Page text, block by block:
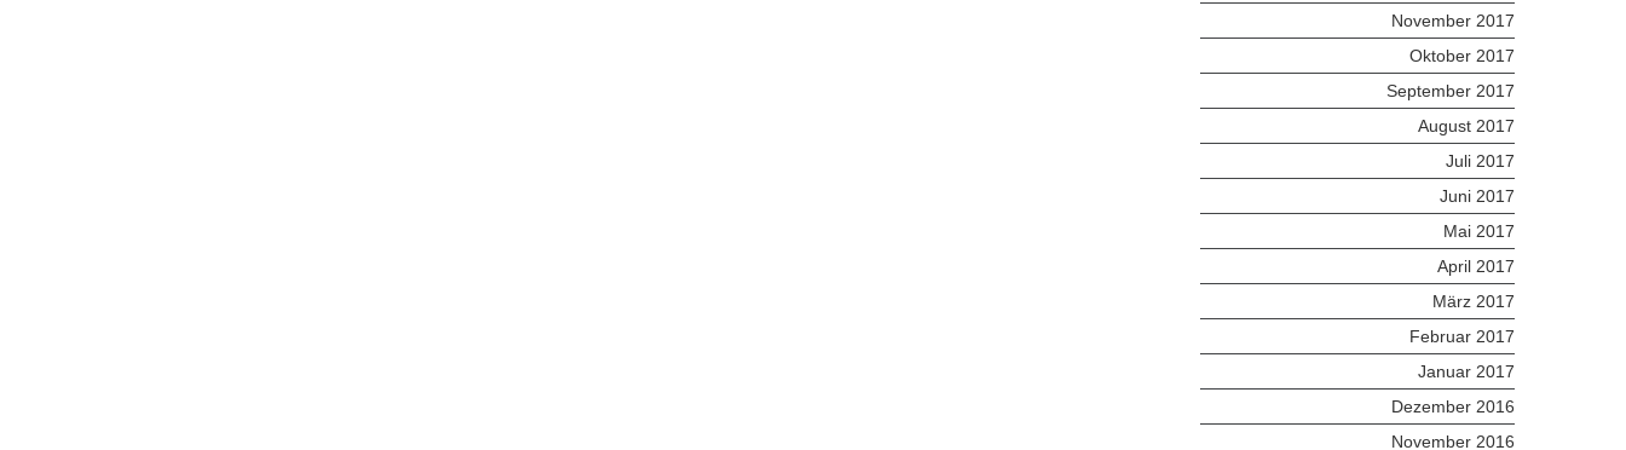
November 2017
Oktober 2017
September 2017
August 2017
Juli 2017
Juni 2017
Mai 2017
April 2017
März 2017
Februar 2017
Januar 2017
Dezember 2016
November 2016